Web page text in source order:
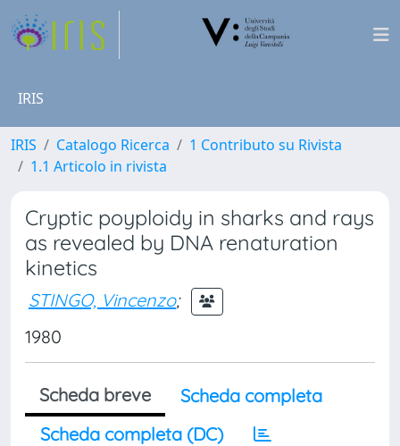
IRIS
IRIS Catalogo Ricerca
1 Contributo su Rivista
1.1 Articolo in rivista
Cryptic poyploidy in sharks and rays
as revealed by DNA renaturation
kinetics
STINGO, Vincenzo;
1980
Scheda breve
Scheda completa
Scheda completa (DC)